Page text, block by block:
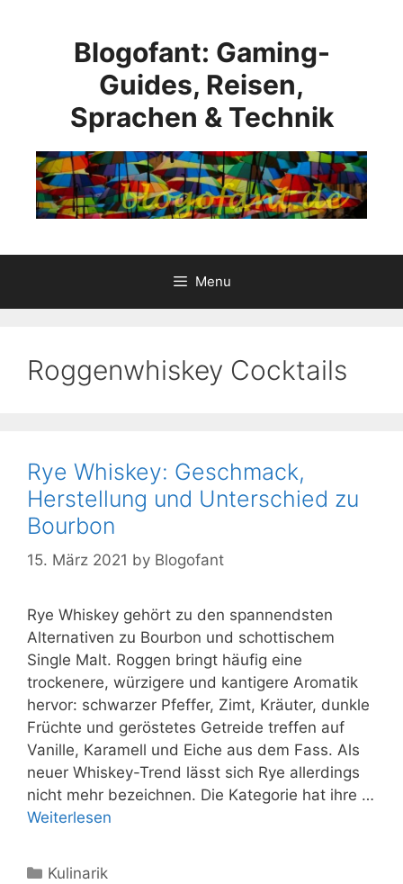
Blogofant: Gaming-
Guides, Reisen,
Sprachen & Technik
Menu
Roggenwhiskey Cocktails
Rye Whiskey: Geschmack,
Herstellung und Unterschied zu
Bourbon
15. März 2021 by Blogofant
Rye Whiskey gehört zu den spannendsten
Alternativen zu Bourbon und schottischem
Single Malt. Roggen bringt häufig eine
trockenere, würzigere und kantigere Aromatik
hervor: schwarzer Pfeffer, Zimt, Kräuter, dunkle
Früchte und geröstetes Getreide treffen auf
Vanille, Karamell und Eiche aus dem Fass. Als
neuer Whiskey-Trend lässt sich Rye allerdings
nicht mehr bezeichnen. Die Kategorie hat ihre …
Weiterlesen
Kategorien
Kulinarik